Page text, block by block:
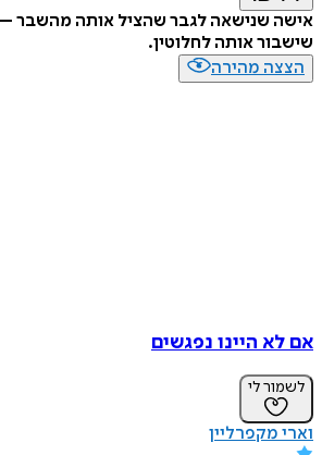
שנישאה לגבר שהציל אותה מהשבר —
אותה לחלוטין.
מהירה
היינו נפגשים
לי